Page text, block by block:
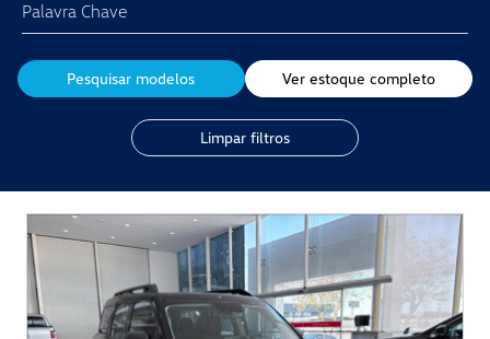
Pesquisar modelos Ver estoque completo
Limpar filtros